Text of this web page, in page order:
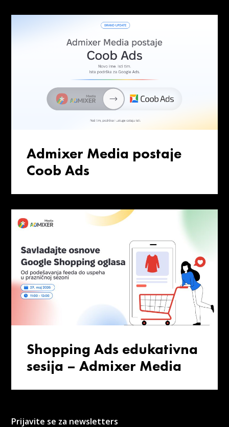
Admixer Media postaje
Coob Ads
Shopping Ads edukativna
sesija – Admixer Media
Prijavite se za newsletters